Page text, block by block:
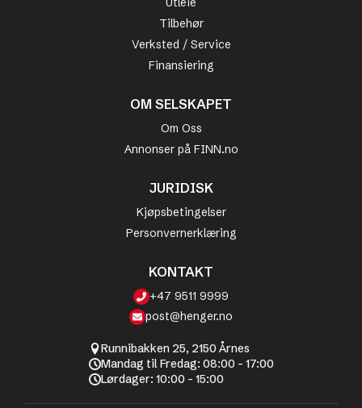
Tilbehør
Verksted / Service
Finansiering
OM SELSKAPET
Om Oss
Annonser på FINN.no
JURIDISK
Kjøpsbetingelser
Personvernerklæring
KONTAKT
+47 9511 9999
post@henger.no
Runnibakken 25, 2150 Årnes
Mandag til Fredag: 08:00 - 17:00
Lørdager: 10:00 - 15:00